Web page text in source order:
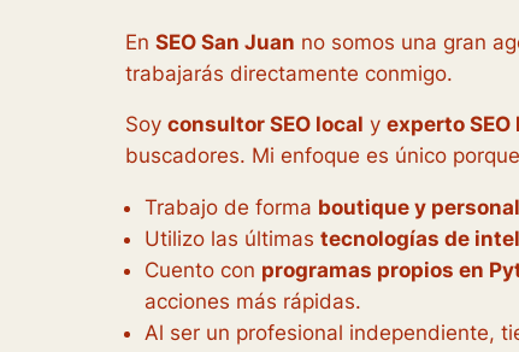
En SEO San Juan no somos una gran
trabajarás directamente conmigo.
Soy consultor SEO local y experto SEO
buscadores. Mi enfoque es único
Trabajo de forma boutique y
Utilizo las últimas tecnologías de
Cuento con programas propios en
acciones más rápidas.
Al ser un profesional independiente,